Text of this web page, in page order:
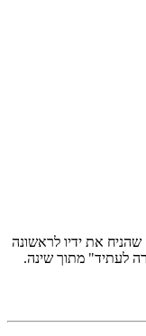
את ידיו לראשונה
לעתיד" מתוך שינה.